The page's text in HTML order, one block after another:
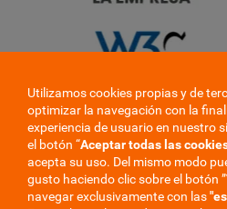
Utilizamos cookies propias y de
optimizar la navegación con la
experiencia de usuario en nuestro
el botón “Aceptar todas las
acepta su uso. Del mismo modo
gusto haciendo clic sobre el botón ”
navegar exclusivamente con las